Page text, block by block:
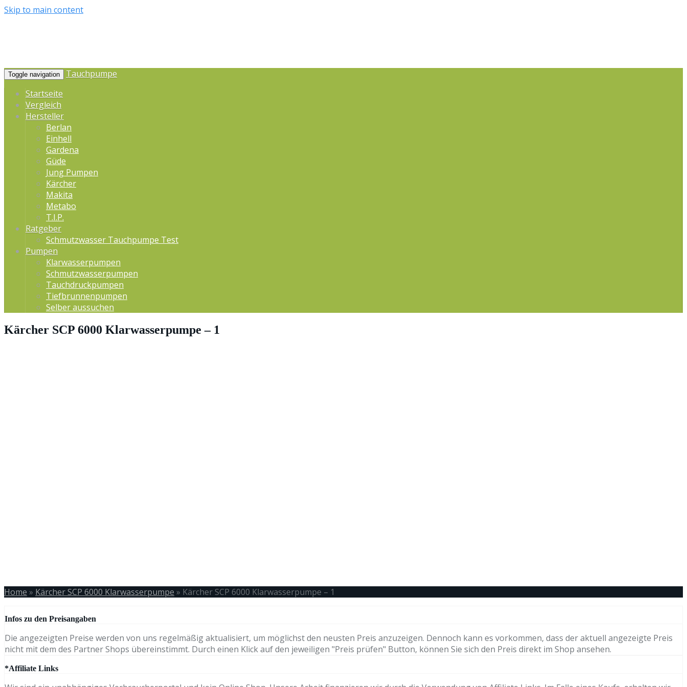
Skip to main content
Toggle navigation
Tauchpumpe
Startseite
Vergleich
Hersteller
Berlan
Einhell
Gardena
Güde
Jung Pumpen
Kärcher
Makita
Metabo
T.I.P.
Ratgeber
Schmutzwasser Tauchpumpe Test
Pumpen
Klarwasserpumpen
Schmutzwasserpumpen
Tauchdruckpumpen
Tiefbrunnenpumpen
Selber aussuchen
Kärcher SCP 6000 Klarwasserpumpe – 1
Home » Kärcher SCP 6000 Klarwasserpumpe » Kärcher SCP 6000 Klarwasserpumpe – 1
Infos zu den Preisangaben
Die angezeigten Preise werden von uns regelmäßig aktualisiert, um möglichst den neusten Preis anzuzeigen. Dennoch kann es vorkommen, dass der aktuell angezeigte Preis
nicht mit dem des Partner Shops übereinstimmt. Durch einen Klick auf den jeweiligen "Preis prüfen" Button, können Sie sich den Preis direkt im Shop ansehen.
*Affiliate Links